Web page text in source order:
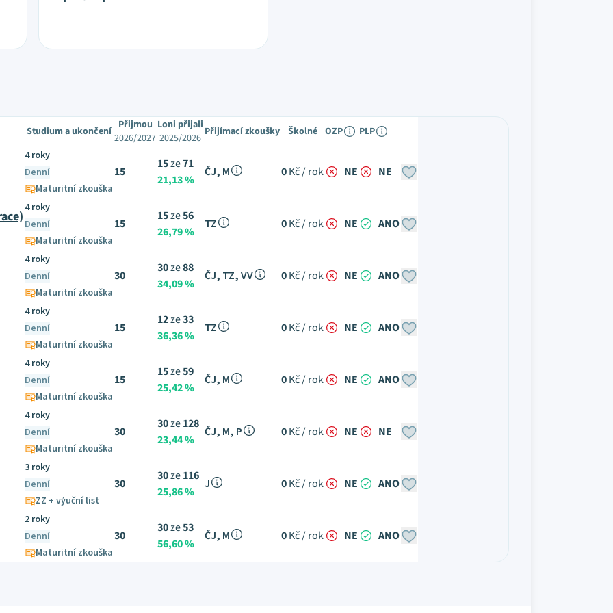
Studium a ukončení Přijmou
2026/2027
Loni přijali
2025/2026 Přijímací zkoušky Školné OZP
PLP
4 roky
Denní
Maturitní zkouška
15
15ze71
21,13 %
ČJ, M 0Kč / rok NE NE
4 roky
Denní
Maturitní zkouška
15
15ze56
26,79 %
TZ 0Kč / rok NE ANO
4 roky
Denní
Maturitní zkouška
30
30ze88
34,09 %
ČJ, TZ, VV 0Kč / rok NE ANO
4 roky
Denní
Maturitní zkouška
15
12ze33
36,36 %
TZ 0Kč / rok NE ANO
4 roky
Denní
Maturitní zkouška
15
15ze59
25,42 %
ČJ, M 0Kč / rok NE ANO
4 roky
Denní
Maturitní zkouška
30
30ze128
23,44 %
ČJ, M, P 0Kč / rok NE NE
3 roky
Denní
ZZ + výuční list
30
30ze116
25,86 %
J 0Kč / rok NE ANO
2 roky
Denní
Maturitní zkouška
30
30ze53
56,60 %
ČJ, M 0Kč / rok NE ANO